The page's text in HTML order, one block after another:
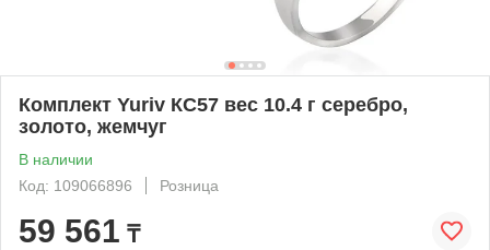
Комплект Yuriv КС57 вес 10.4 г серебро,
золото, жемчуг
В наличии
Код: 109066896
Розница
59 561 ₸